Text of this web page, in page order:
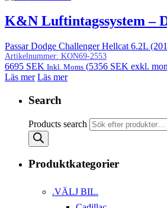
K&N Luftintagssystem –
Passar Dodge Challenger Hellcat 6.2L
Artikelnummer: KON69-2553
6695 SEK Inkl. Moms (5356 SEK exkl.
Läs mer Läs mer
Search
Products search
Produktkategorier
.VÄLJ BIL.